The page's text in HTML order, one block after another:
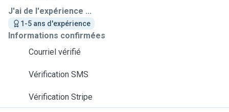
J'ai de l'expérience ...
1-5 ans d'expérience
Informations confirmées
Courriel vérifié
Vérification SMS
Vérification Stripe